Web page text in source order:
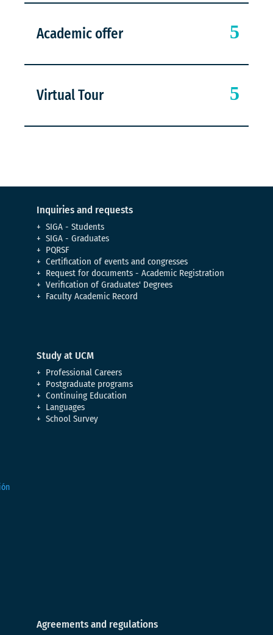
Academic offer
Virtual Tour
Inquiries and requests
SIGA - Students
SIGA - Graduates
PQRSF
Certification of events and congresses
Request for documents - Academic Registration
Verification of Graduates' Degrees
Faculty Academic Record
Study at UCM
Professional Careers
Postgraduate programs
Continuing Education
Languages
School Survey
Agreements and regulations